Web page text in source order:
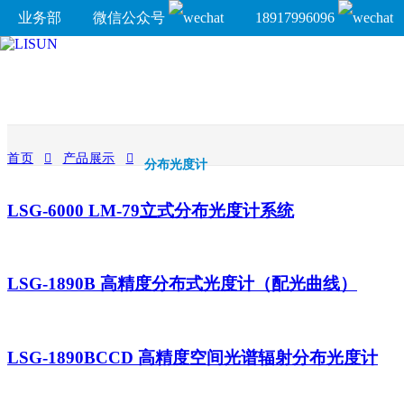
业务部 微信公众号 18917996096
首页 产品展示 分布光度计
LSG-6000 LM-79立式分布光度计系统
LSG-1890B 高精度分布式光度计（配光曲线）
LSG-1890BCCD 高精度空间光谱辐射分布光度计